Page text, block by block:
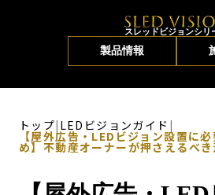
スレッドビジョンシリ
製品情報
トップ| LEDビジョンガイド |
【屋外広告・LEDビジョン設置に
め】不動産オーナーが押さえるべ